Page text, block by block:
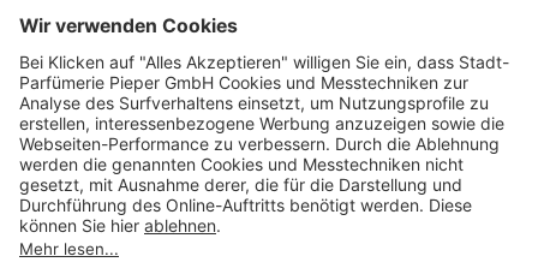
Widerrufsbelehrung
GARANTIERTE SICHERHEIT